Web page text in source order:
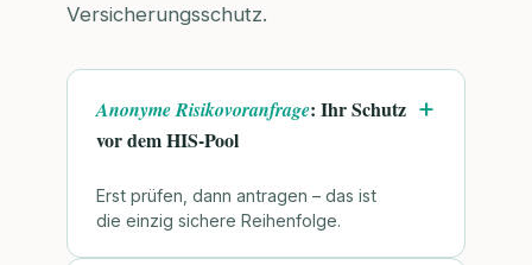
Versicherungsschutz.
Anonyme Risikovoranfrage: Ihr Schutz
vor dem HIS-Pool
Erst prüfen, dann antragen – das ist
die einzig sichere Reihenfolge.